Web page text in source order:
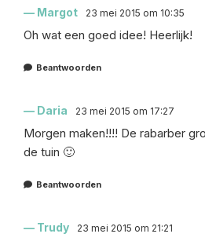
Margot 23 mei 2015 om 10:35
Oh wat een goed idee! Heerlijk!
Beantwoorden
Daria 23 mei 2015 om 17:27
Morgen maken!!!! De rabarber
de tuin 🙂
Beantwoorden
Trudy 23 mei 2015 om 21:21